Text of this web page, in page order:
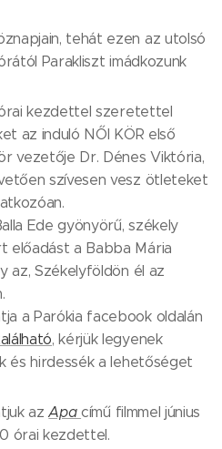
tehát ezen az utolsó
Parakliszt imádkozunk
órai kezdettel szeretettel
az induló NŐI KÖR első
vezetője Dr. Dénes Viktória,
szívesen vesz ötleteket
Ede gyönyörű, székely
előadást a Babba Mária
az, Székelyföldön él az
a Parókia facebook oldalán
, kérjük legyenek
és hirdessék a lehetőséget
azApacímű filmmel június
órai kezdettel.